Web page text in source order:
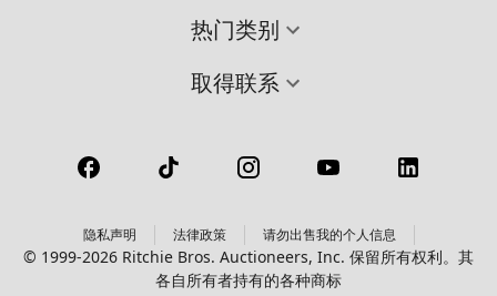
热门类别
取得联系
隐私声明 法律政策 请勿出售我的个人信息
© 1999-2026 Ritchie Bros. Auctioneers, Inc. 保留所有权利。其
各自所有者持有的各种商标